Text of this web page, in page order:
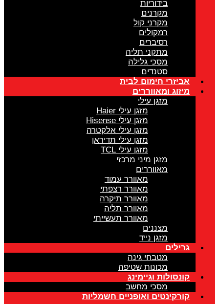
בידוריות
מקרנים
מקרני קול
רמקולים
רסיברים
מתקני תליה
מסכי גלילה
סטנדים
אביזרי חימום לבית
מיזוג ומאווררים
מזגן עילי
מזגן עילי Haier
מזגן עילי Hisense
מזגן עילי אלקטרה
מזגן עילי תדיראן
מזגן עילי TCL
מזגן מיני מרכזי
מאווררים
מאוורר עמוד
מאוורר רצפתי
מאוורר תיקרה
מאוורר תליה
מאוורר תעשייתי
מצננים
מזגן נייד
גרילים
מטבחי גינה
מכונות שטיפה
קונסולות וגיימינג
מסכי מחשב
קורקינטים ואופניים חשמליות